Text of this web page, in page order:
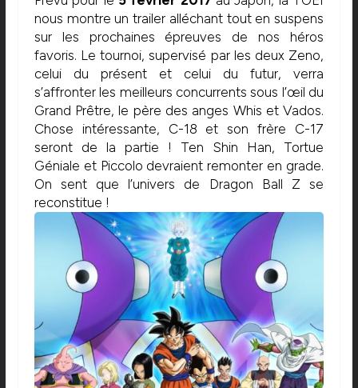
nous montre un trailer alléchant tout en suspens
sur les prochaines épreuves de nos héros
favoris. Le tournoi, supervisé par les deux Zeno,
celui du présent et celui du futur, verra
s’affronter les meilleurs concurrents sous l’œil du
Grand Prêtre, le père des anges Whis et Vados.
Chose intéressante, C-18 et son frère C-17
seront de la partie ! Ten Shin Han, Tortue
Géniale et Piccolo devraient remonter en grade.
On sent que l’univers de Dragon Ball Z se
reconstitue !